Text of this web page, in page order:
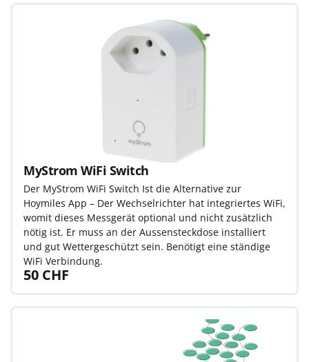
MyStrom WiFi Switch
Der MyStrom WiFi Switch Ist die Alternative zur
Hoymiles App – Der Wechselrichter hat integriertes WiFi,
womit dieses Messgerät optional und nicht zusätzlich
nötig ist. Er muss an der Aussensteckdose installiert
und gut Wettergeschützt sein. Benötigt eine ständige
WiFi Verbindung.
50 CHF